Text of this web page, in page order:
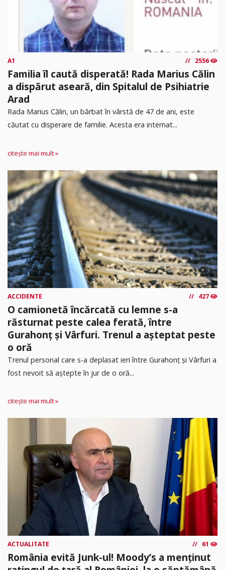
A1 2556
Familia îl caută disperată! Rada Marius Călin
a dispărut aseară, din Spitalul de Psihiatrie
Arad
Rada Marius Călin, un bărbat în vârstă de 47 de ani, este
căutat cu disperare de familie. Acesta era internat...
citește mai mult »
ACCIDENTE 427
O camionetă încărcată cu lemne s-a
răsturnat peste calea ferată, între
Gurahonț și Vârfuri. Trenul a așteptat peste
o oră
Trenul personal care s-a deplasat ieri între Gurahonț și Vârfuri a
fost nevoit să aștepte în jur de o oră...
citește mai mult »
ACTUALITATE 61
România evită Junk-ul! Moody’s a menținut